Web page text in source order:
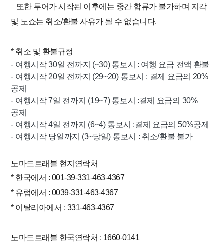
또한 투어가 시작된 이후에는 중간 합류가 불가하며 지각
및 노쇼는 취소/환불 사유가 될 수 없습니다.
​* 취소 및 환불규정
- 여행시작 30일 전까지 (~30) 통보시 : 여행 요금 전액 환불
- 여행시작 20일 전까지 (29~20) 통보시 : 결제 요금의 20%
공제
- 여행시작 7일 전까지 (19~7) 통보시 :결제 요금의 30%
공제
- 여행시작 4일 전까지 (6~4) 통보시 :결제 요금의 50%공제
- 여행시작 당일까지 (3~당일) 통보시 : 취소/환불 불가
노마드트래블 현지연락처
* 한국에서 : 001-39-331-463-4367
* 유럽에서 : 0039-331-463-4367
* 이탈리아에서 : 331-463-4367
노마드트래블 한국연락처 : 1660-0141